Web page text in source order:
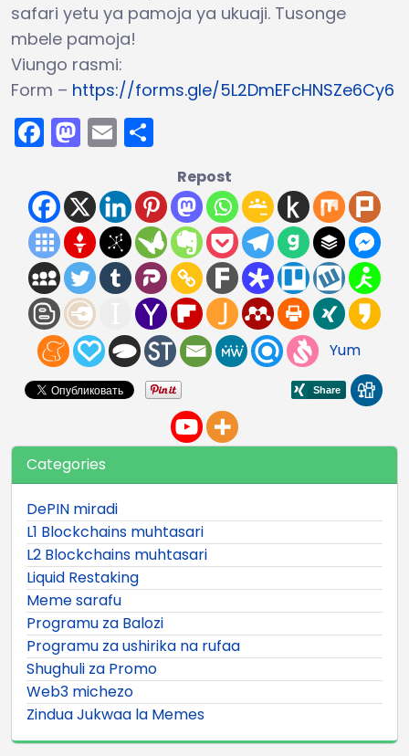
safari yetu ya pamoja ya ukuaji. Tusonge
mbele pamoja!
Viungo rasmi:
Form – https://forms.gle/5L2DmEFcHNSZe6Cy6
Facebook
Mastodon
Email
Repost
Yum
Categories
DePIN miradi
L1 Blockchains muhtasari
L2 Blockchains muhtasari
Liquid Restaking
Meme sarafu
Programu za Balozi
Programu za ushirika na rufaa
Shughuli za Promo
Web3 michezo
Zindua Jukwaa la Memes